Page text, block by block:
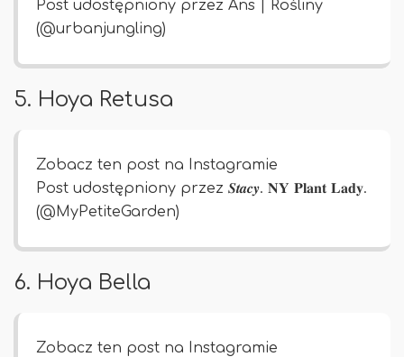
Post udostępniony przez Ans | Rośliny
(@urbanjungling)
5. Hoya Retusa
Zobacz ten post na Instagramie
Post udostępniony przez 𝑺𝒕𝒂𝒄𝒚. 𝐍𝐘 𝐏𝐥𝐚𝐧𝐭 𝐋𝐚𝐝𝐲.
(@MyPetiteGarden)
6. Hoya Bella
Zobacz ten post na Instagramie